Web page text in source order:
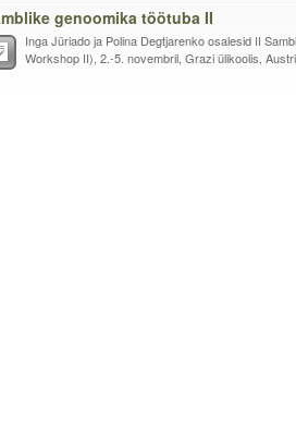
genoomika töötuba II
Inga Jüriado ja Polina Degtjarenko osalesid II
Workshop II), 2.-5. novembril, Grazi ülikoolis,